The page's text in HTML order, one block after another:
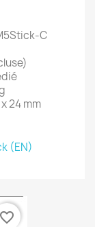
C
24 mm
(EN)
favorite_border